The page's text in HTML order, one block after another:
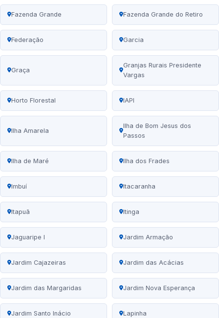
Fazenda Grande Fazenda Grande do Retiro
Federação Garcia
Graça
Granjas Rurais Presidente
Vargas
Horto Florestal IAPI
Ilha Amarela
Ilha de Bom Jesus dos
Passos
Ilha de Maré Ilha dos Frades
Imbuí Itacaranha
Itapuã Itinga
Jaguaripe I Jardim Armação
Jardim Cajazeiras Jardim das Acácias
Jardim das Margaridas Jardim Nova Esperança
Jardim Santo Inácio Lapinha